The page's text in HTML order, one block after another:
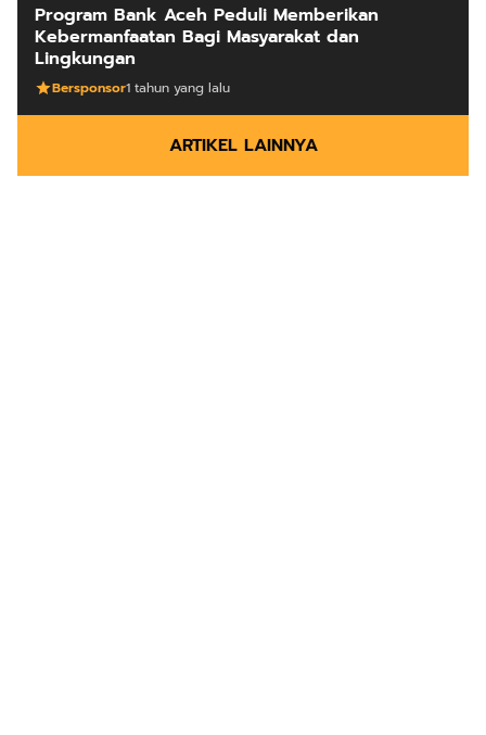
Program Bank Aceh Peduli Memberikan
Kebermanfaatan Bagi Masyarakat dan
Lingkungan
Bersponsor1 tahun yang lalu
ARTIKEL LAINNYA